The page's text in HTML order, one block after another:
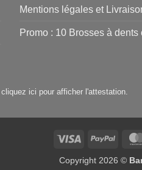
Mentions légales et
Promo : 10 Brosses à dents
cliquez ici pour afficher l'attestation
Visa PayPal
Copyright 2026 ©